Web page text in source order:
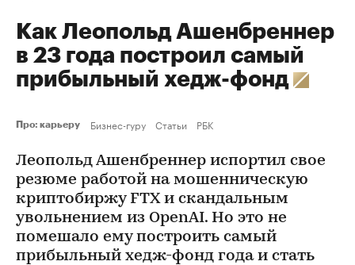
Как Леопольд Ашенбреннер
в 23 года построил самый
прибыльный хедж-фонд
Про: карьеру Бизнес-гуру Статьи РБК
Леопольд Ашенбреннер испортил свое
резюме работой на мошенническую
криптобиржу FTX и скандальным
увольнением из OpenAI. Но это не
помешало ему построить самый
прибыльный хедж-фонд года и стать